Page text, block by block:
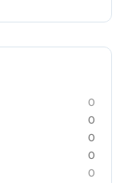
0
0
0
0
0